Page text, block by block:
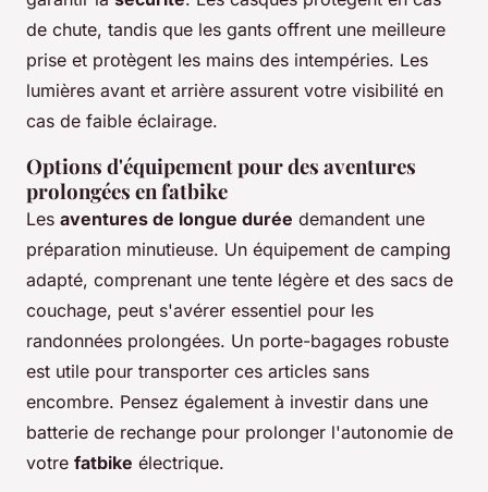
de chute, tandis que les gants offrent une meilleure
prise et protègent les mains des intempéries. Les
lumières avant et arrière assurent votre visibilité en
cas de faible éclairage.
Options d'équipement pour des aventures
prolongées en fatbike
Les aventures de longue durée demandent une
préparation minutieuse. Un équipement de camping
adapté, comprenant une tente légère et des sacs de
couchage, peut s'avérer essentiel pour les
randonnées prolongées. Un porte-bagages robuste
est utile pour transporter ces articles sans
encombre. Pensez également à investir dans une
batterie de rechange pour prolonger l'autonomie de
votre fatbike électrique.